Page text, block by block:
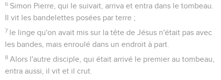
6 Simon Pierre, qui le suivait, arriva et entra dans le tombeau.
Il vit les bandelettes posées par terre ;
7 le linge qu'on avait mis sur la tête de Jésus n'était pas avec
les bandes, mais enroulé dans un endroit à part.
8 Alors l'autre disciple, qui était arrivé le premier au tombeau,
entra aussi, il vit et il crut.